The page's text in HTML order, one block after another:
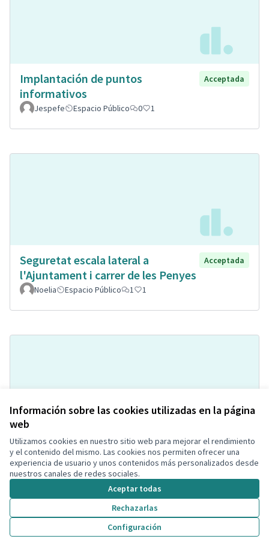
Información sobre las cookies utilizadas en la página
web
Utilizamos cookies en nuestro sitio web para mejorar el rendimiento
y el contenido del mismo. Las cookies nos permiten ofrecer una
experiencia de usuario y unos contenidos más personalizados desde
nuestros canales de redes sociales.
Aceptar todas
Rechazarlas
Configuración
Implantación de puntos
informativos
Acceptada
Jespefe Espacio Público 0 1
Seguretat escala lateral a
l'Ajuntament i carrer de les Penyes
Acceptada
Noelia Espacio Público 1 1
Aparcamiento/Picnic/Correcan
Plaza Toros de Segur
Acceptada
Vanessa Salmerón Montava
Parques y Jardines Sostenibles
0